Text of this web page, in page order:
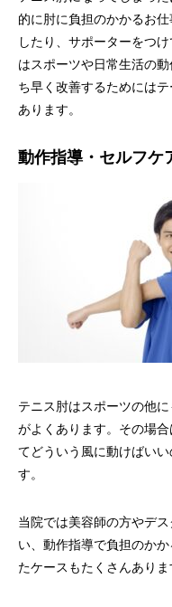
的に肘に負担のかかるお
したり、サポーターをつ
はスポーツや日常生活の
ち早く改善するためには
あります。
動作指導・セルフケ
テニス肘はスポーツの他
がよくあります。その場
てどういう風に動けばい
す。
当院では美容師の方やデ
い、動作指導で負担のか
たケースもたくさんありま